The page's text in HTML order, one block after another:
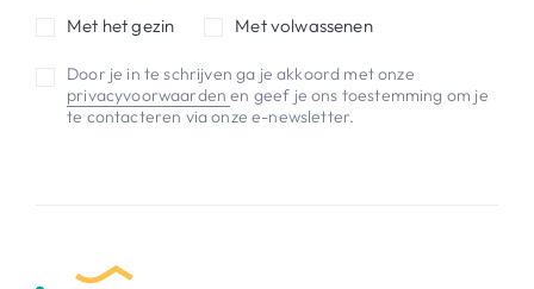
Met het gezin
Met volwassenen
Door je in te schrijven ga je akkoord met onze
privacyvoorwaardenen geef je ons toestemming om je
te contacteren via onze e-newsletter.